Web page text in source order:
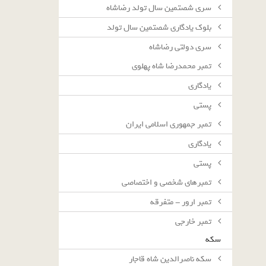
سرى شصتمين سال تولد رضاشاه
بلوك يادگارى شصتمين سال تولد
سرى دولتى رضاشاه
تمبر محمدرضا شاه پهلوی
یادگاری
پستی
تمبر جمهوری اسلامی ایران
یادگاری
پستی
تمبرهای شخصی و اختصاصی
تمبر ارور - متفرقه
تمبر خارجی
سکه
سکه ناصرالدین شاه قاجار